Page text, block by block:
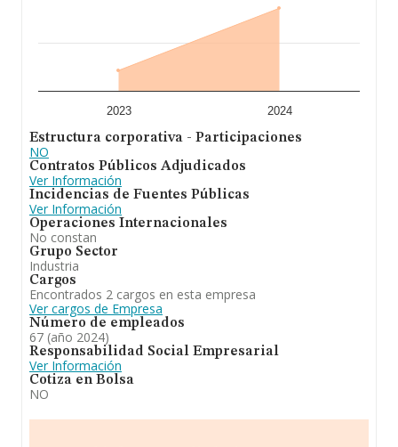
2023 2024
Estructura corporativa - Participaciones
NO
Contratos Públicos Adjudicados
Ver Información
Incidencias de Fuentes Públicas
Ver Información
Operaciones Internacionales
No constan
Grupo Sector
Industria
Cargos
Encontrados 2 cargos en esta empresa
Ver cargos de Empresa
Número de empleados
67 (año 2024)
Responsabilidad Social Empresarial
Ver Información
Cotiza en Bolsa
NO